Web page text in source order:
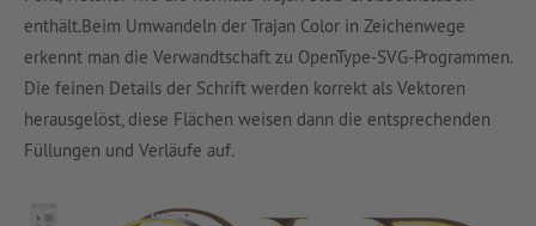
enthält.Beim Umwandeln der Trajan Color in Zeichenwege
erkennt man die Verwandtschaft zu OpenType-SVG-Programmen.
Die feinen Details der Schrift werden korrekt als Vektoren
herausgelöst, diese Flächen weisen dann die entsprechenden
Füllungen und Verläufe auf.